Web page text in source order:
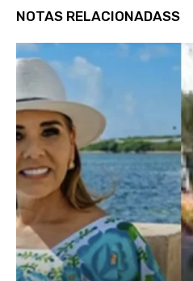
NOTAS RELACIONADASS